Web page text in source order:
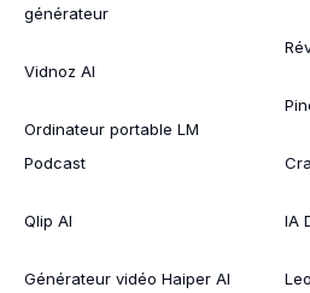
générateur
Vidnoz AI
Ordinateur portable LM
Podcast
Qlip AI
Générateur vidéo Haiper AI
IA